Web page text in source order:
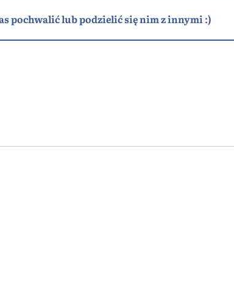
pochwalić lub podzielić się nim z innymi :)